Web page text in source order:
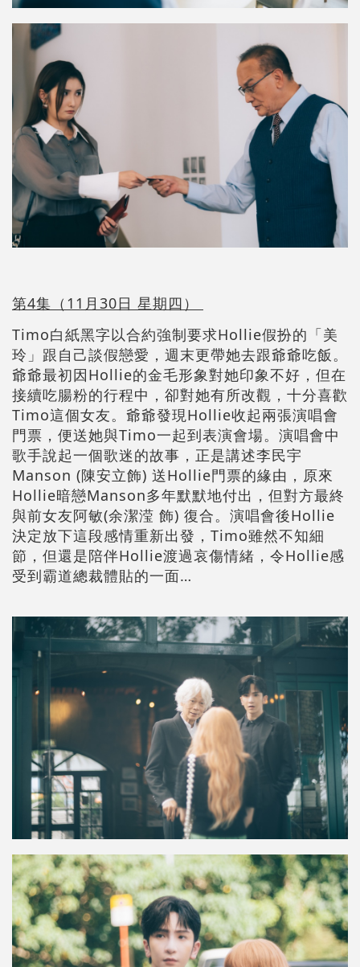
第4集（11月30日 星期四）
Timo白紙黑字以合約強制要求Hollie假扮的「美
玲」跟自己談假戀愛，週末更帶她去跟爺爺吃飯。
爺爺最初因Hollie的金毛形象對她印象不好，但在
接續吃腸粉的行程中，卻對她有所改觀，十分喜歡
Timo這個女友。爺爺發現Hollie收起兩張演唱會
門票，便送她與Timo一起到表演會場。演唱會中
歌手說起一個歌迷的故事，正是講述李民宇
Manson (陳安立飾) 送Hollie門票的緣由，原來
Hollie暗戀Manson多年默默地付出，但對方最終
與前女友阿敏(余潔滢 飾) 復合。演唱會後Hollie
決定放下這段感情重新出發，Timo雖然不知細
節，但還是陪伴Hollie渡過哀傷情緒，令Hollie感
受到霸道總裁體貼的一面…